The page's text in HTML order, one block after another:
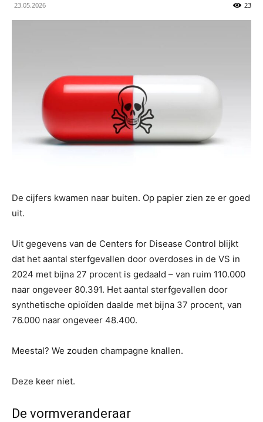
23.05.2026 23
De cijfers kwamen naar buiten. Op papier zien ze er goed
uit.
Uit gegevens van de Centers for Disease Control blijkt
dat het aantal sterfgevallen door overdoses in de VS in
2024 met bijna 27 procent is gedaald – van ruim 110.000
naar ongeveer 80.391. Het aantal sterfgevallen door
synthetische opioïden daalde met bijna 37 procent, van
76.000 naar ongeveer 48.400.
Meestal? We zouden champagne knallen.
Deze keer niet.
De vormveranderaar